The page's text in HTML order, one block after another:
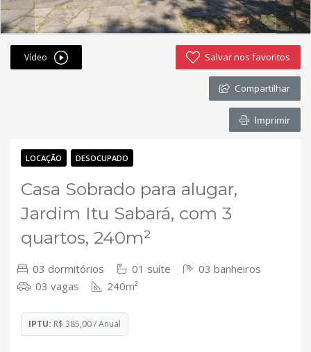
Simulador de financiamento
whatsapp
ANUCIE SEU IMOVEL CONOSCO
Contato
Vídeo Salvar nos favoritos
Compartilhar
Imprimir
LOCAÇÃO DESOCUPADO
Casa Sobrado para alugar,
Jardim Itu Sabará, com 3
quartos, 240m²
03 dormitórios 01 suíte
03 banheiros
03 vagas
240m²
IPTU: R$ 385,00 / Anual